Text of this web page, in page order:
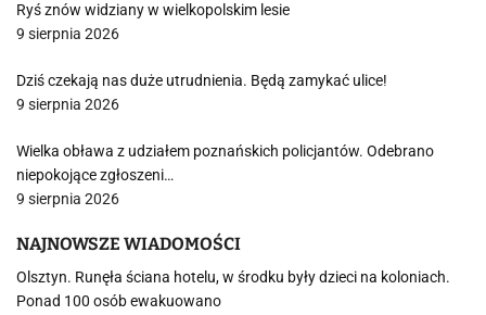
Ryś znów widziany w wielkopolskim lesie
9 sierpnia 2026
Dziś czekają nas duże utrudnienia. Będą zamykać ulice!
9 sierpnia 2026
Wielka obława z udziałem poznańskich policjantów. Odebrano
niepokojące zgłoszeni…
9 sierpnia 2026
NAJNOWSZE WIADOMOŚCI
Olsztyn. Runęła ściana hotelu, w środku były dzieci na koloniach.
Ponad 100 osób ewakuowano